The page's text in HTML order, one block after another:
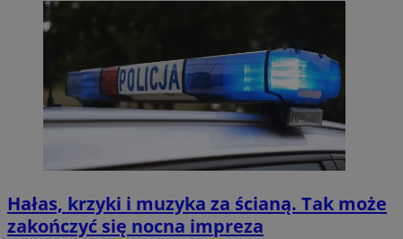
Hałas, krzyki i muzyka za ścianą. Tak może
zakończyć się nocna impreza